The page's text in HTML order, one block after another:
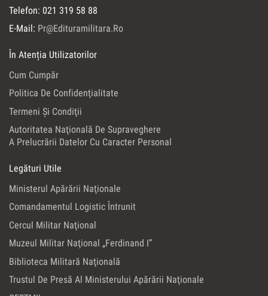
Telefon: 021 319 58 88
E-Mail: Pr@edituramilitara.ro
În Atenția Utilizatorilor
Cum Cumpăr
Politica De Confidenţialitate
Termeni Şi Condiţii
Autoritatea Naţională De Supraveghere
A Prelucrării Datelor Cu Caracter Personal
Legături Utile
Ministerul Apărării Naţionale
Comandamentul Logistic Întrunit
Cercul Militar Naţional
Muzeul Militar Naţional „Ferdinand I”
Biblioteca Militară Naţională
Trustul De Presă Al Ministerului Apărării Naţionale